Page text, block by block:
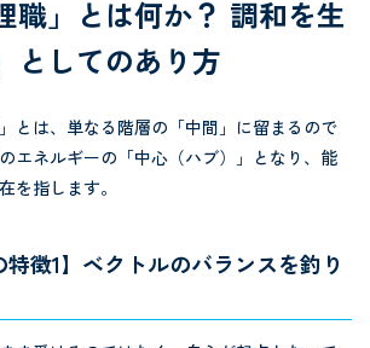
職」とは何か？ 調和を生
としてのあり方
とは、単なる階層の「中間」に留まるので
エネルギーの「中心（ハブ）」となり、能
を指します。
特徴1】ベクトルのバランスを釣り